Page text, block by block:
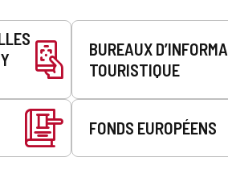
BUREAUX
TOURISTIQUE
FONDS EUROPÉENS